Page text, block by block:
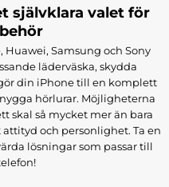
självklara valet för
Samsung och Sony
läderväska, skydda
din iPhone till en komplett
hörlurar. Möjligheterna
skal så mycket mer än bara
och personlighet. Ta en
lösningar som passar till